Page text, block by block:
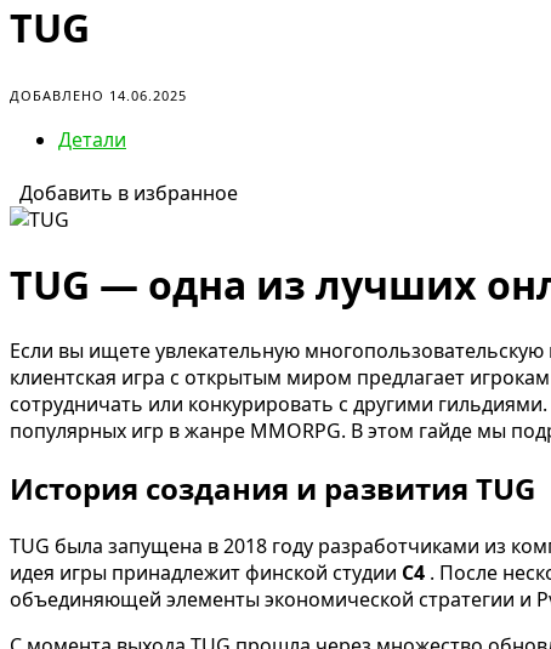
TUG
ДОБАВЛЕНО 14.06.2025
Детали
Добавить в избранное
TUG — одна из лучших
Если вы ищете увлекательную
клиентская игра с открытым миром предлагает
сотрудничать или конкурировать с другими
популярных игр в жанре MMORPG. В этом гайде мы
История создания и развития TUG
TUG была запущена в 2018 году разработчиками из
идея игры принадлежит финской студии C4 . После
объединяющей элементы экономической стратегии и